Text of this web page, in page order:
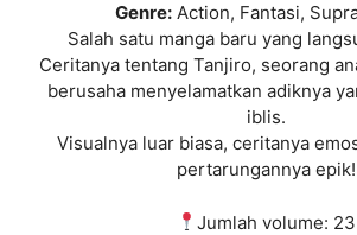
Genre:Action, Fantasi,
Salah satu manga baru yang
Ceritanya tentang Tanjiro, seorang
berusaha menyelamatkan adiknya
iblis.
Visualnya luar biasa, ceritanya
pertarungannya epik!
Jumlah volume: 23